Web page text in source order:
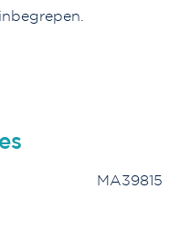
MA39815